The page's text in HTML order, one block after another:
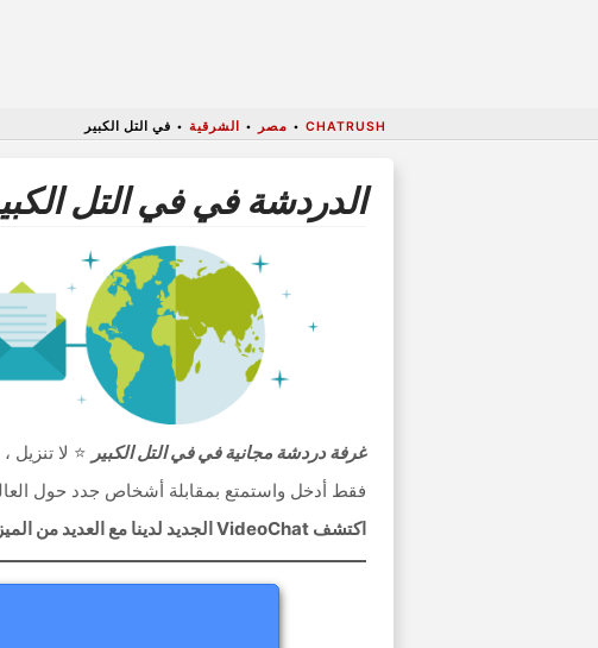
CHATRUSH
• مصر • الشرقية• في التل الكبير
الدردشة في في التل
غرفة دردشة مجانية في في التل الكبير ⭐ لا
فقط أدخل واستمتع بمقابلة أشخاص جدد حول
اكتشف VideoChat الجديد لدينا مع العديد من الميزات مثل التعارف مع الإناث أو شركاء الدردشة الذكور العشوائية